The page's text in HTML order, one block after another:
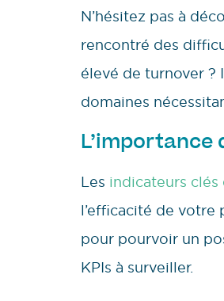
N’hésitez pas à
rencontré des
élevé de turnover ?
domaines
L’importance
Les indicateurs
l’efficacité de votre
pour pourvoir un
KPIs à surveiller.